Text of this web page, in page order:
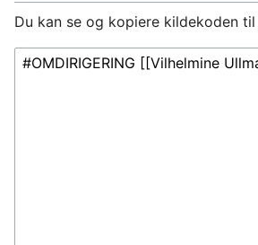
Du kan se og kopiere kildekoden til